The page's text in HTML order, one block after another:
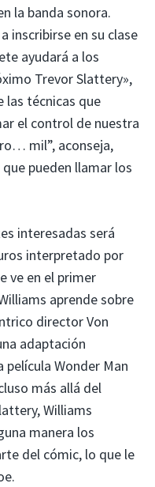
la banda sonora.
inscribirse en su clase
ayudará a los
Trevor Slattery»,
las técnicas que
el control de nuestra
mil”, aconseja,
pueden llamar los
interesadas será
interpretado por
ve en el primer
aprende sobre
director Von
adaptación
Wonder Man
más allá del
Williams
manera los
del cómic, lo que le